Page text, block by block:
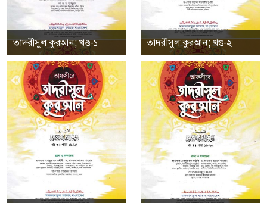
তাদরীসুল কুরআন; খণ্ড-১ তাদরীসুল কুরআন; খণ্ড-২